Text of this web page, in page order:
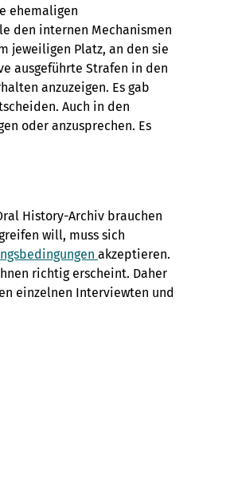
ehemaligen
den internen Mechanismen
jeweiligen Platz, an den sie
ausgeführte Strafen in den
anzuzeigen. Es gab
Auch in den
oder anzusprechen. Es
History-Archiv brauchen
will, muss sich
akzeptieren.
richtig erscheint. Daher
einzelnen Interviewten und